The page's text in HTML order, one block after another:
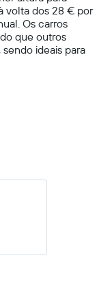
volta dos 28 € por
Os carros
que outros
ideais para